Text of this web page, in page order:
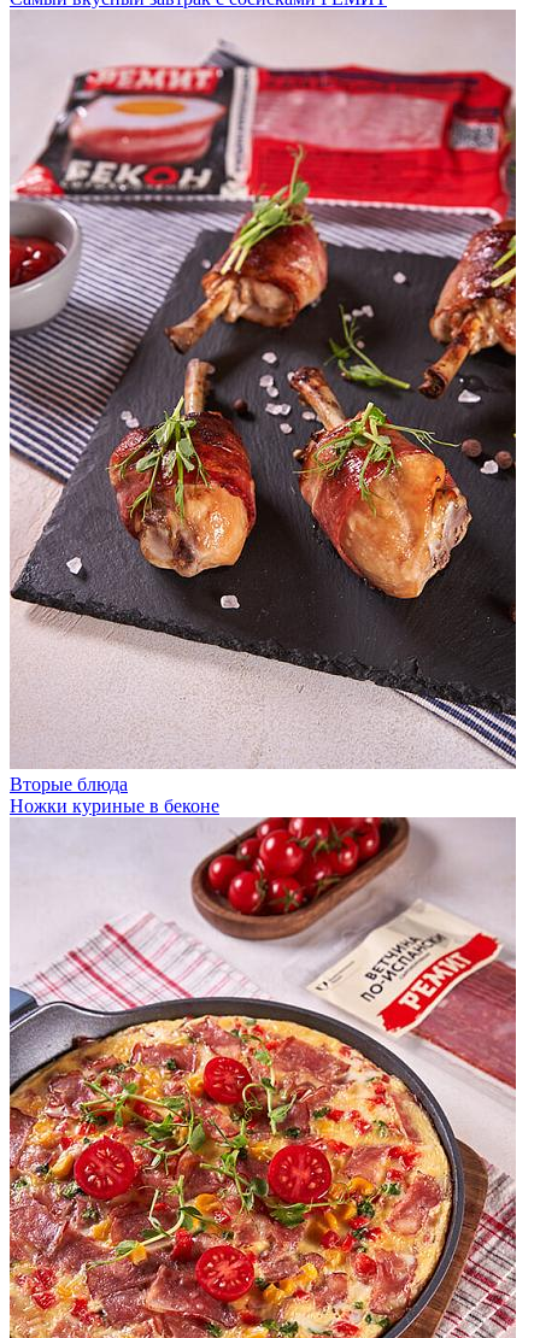
Вторые блюда
Ножки куриные в беконе